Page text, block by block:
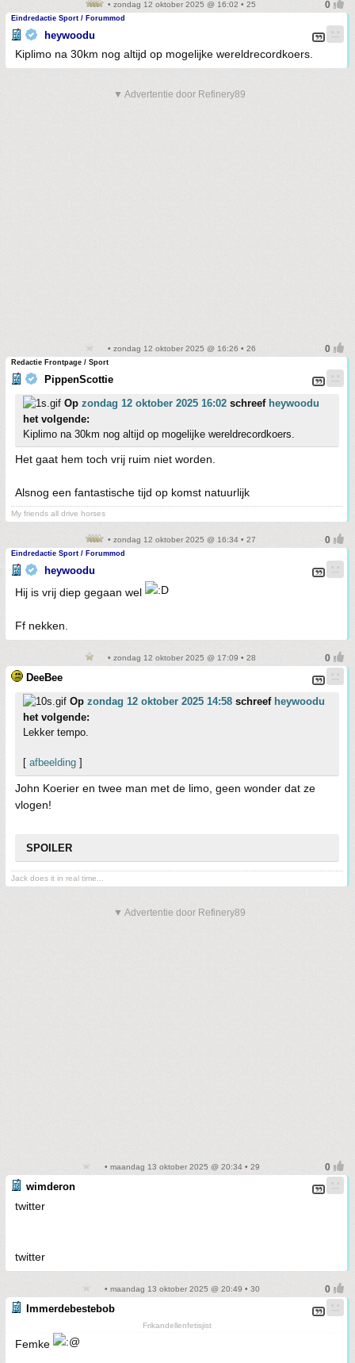
• zondag 12 oktober 2025 @ 16:02 • 25
Eindredactie Sport / Forummod
heywoodu
Kiplimo na 30km nog altijd op mogelijke wereldrecordkoers.
▼ Advertentie door Refinery89
• zondag 12 oktober 2025 @ 16:26 • 26
Redactie Frontpage / Sport
PippenScottie
Op zondag 12 oktober 2025 16:02 schreef heywoodu
het volgende:
Kiplimo na 30km nog altijd op mogelijke wereldrecordkoers.
Het gaat hem toch vrij ruim niet worden.
Alsnog een fantastische tijd op komst natuurlijk
My friends all drive horses
• zondag 12 oktober 2025 @ 16:34 • 27
Eindredactie Sport / Forummod
heywoodu
Hij is vrij diep gegaan wel
Ff nekken.
• zondag 12 oktober 2025 @ 17:09 • 28
DeeBee
Op zondag 12 oktober 2025 14:58 schreef heywoodu
het volgende:
Lekker tempo.
[ afbeelding ]
John Koerier en twee man met de limo, geen wonder dat ze
vlogen!
SPOILER
Jack does it in real time...
▼ Advertentie door Refinery89
• maandag 13 oktober 2025 @ 20:34 • 29
wimderon
twitter
twitter
• maandag 13 oktober 2025 @ 20:49 • 30
Immerdebestebob
Frikandellenfetisjist
Femke